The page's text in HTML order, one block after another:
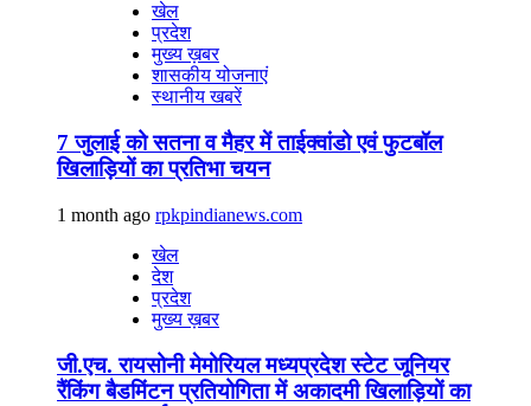
खेल
प्रदेश
मुख्य ख़बर
शासकीय योजनाएं
स्थानीय खबरें
7 जुलाई को सतना व मैहर में ताईक्वांडो एवं फुटबॉल
खिलाड़ियों का प्रतिभा चयन
1 month ago rpkpindianews.com
खेल
देश
प्रदेश
मुख्य ख़बर
जी.एच. रायसोनी मेमोरियल मध्यप्रदेश स्टेट जूनियर
रैंकिंग बैडमिंटन प्रतियोगिता में अकादमी खिलाड़ियों का